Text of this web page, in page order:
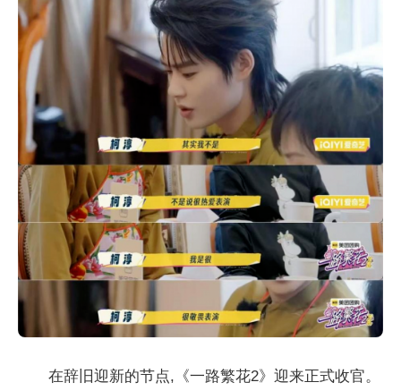
在辞旧迎新的节点,《一路繁花2》迎来正式收官。